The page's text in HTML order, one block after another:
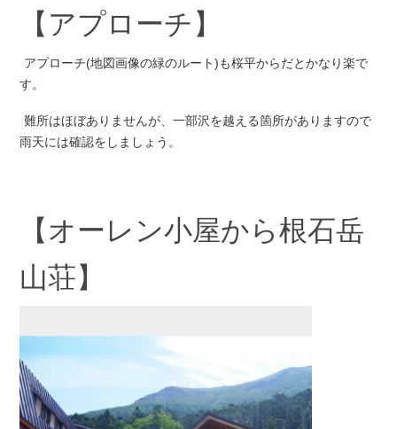
【アプローチ】
アプローチ(地図画像の緑のルート)も桜平からだとかなり楽で
す。
難所はほぼありませんが、一部沢を越える箇所がありますので
雨天には確認をしましょう。
【オーレン小屋から根石岳
山荘】